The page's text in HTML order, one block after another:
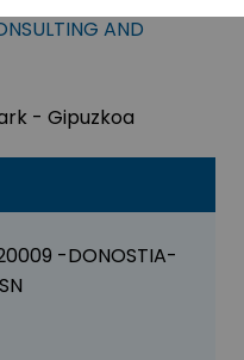
-DONOSTIA-
AND
- Gipuzkoa